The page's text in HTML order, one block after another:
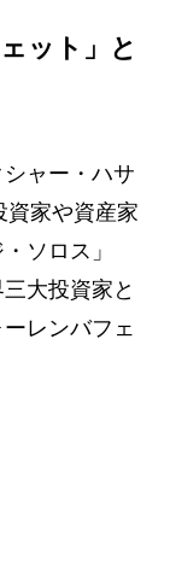
ット」と
ャー・ハサ
資家や資産家
ソロス」
大投資家と
レンバフェ